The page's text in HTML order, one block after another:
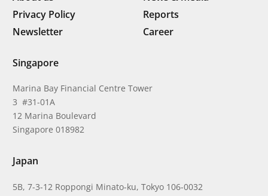
Privacy Policy
Reports
Newsletter
Career
Singapore
Marina Bay Financial Centre Tower
3 #31-01A
12 Marina Boulevard
Singapore 018982
Japan
5B, 7-3-12 Roppongi Minato-ku, Tokyo 106-0032